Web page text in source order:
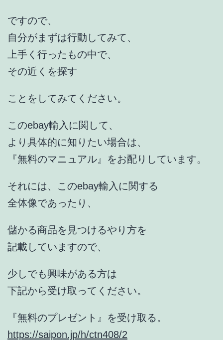
ですので、
自分がまずは行動してみて、
上手く行ったもの中で、
その近くを探す
ことをしてみてください。
このebay輸入に関して、
より具体的に知りたい場合は、
『無料のマニュアル』をお配りしています。
それには、このebay輸入に関する
全体像であったり、
儲かる商品を見つけるやり方を
記載していますので、
少しでも興味がある方は
下記から受け取ってください。
『無料のプレゼント』を受け取る。
https://saipon.jp/h/ctn408/2